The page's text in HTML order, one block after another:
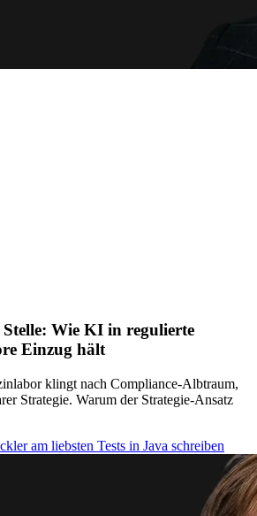
Stelle: Wie KI in regulierte
Einzug hält
klingt nach Compliance-Albtraum,
Strategie. Warum der Strategie-Ansatz
am liebsten Tests in Java schreiben